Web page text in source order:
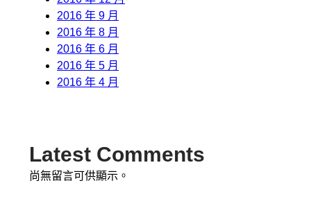
2016 年 9 月
2016 年 8 月
2016 年 6 月
2016 年 5 月
2016 年 4 月
Latest Comments
尚無留言可供顯示。